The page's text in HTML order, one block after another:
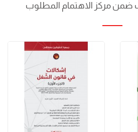
ضمن مركز الاهتمام المطلوب